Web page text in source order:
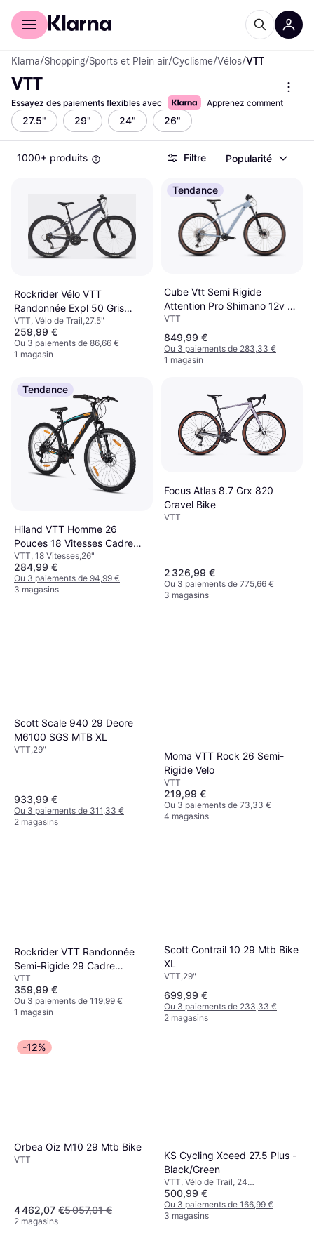
Acheter avec Klarna
Klarna/Shopping/Sports et Plein air/Cyclisme/Vélos/VTT
VTT
Essayez des paiements flexibles avec Apprenez comment
27.5" 29" 24" 26"
1000+ produits Filtre Popularité
Rockrider Vélo VTT
Randonnée Expl 50 Gris
Foncé
VTT, Vélo de Trail,27.5"
259,99 €
Ou 3 paiements de 86,66 €
1 magasin
Tendance
Cube Vtt Semi Rigide
Attention Pro Shimano 12v 29
Bleu Ice
VTT
849,99 €
Ou 3 paiements de 283,33 €
1 magasin
Tendance
Hiland VTT Homme 26
Pouces 18 Vitesses Cadre
Acier Carbone
VTT, 18 Vitesses,26"
284,99 €
Ou 3 paiements de 94,99 €
3 magasins
Focus Atlas 8.7 Grx 820
Gravel Bike
VTT
2 326,99 €
Ou 3 paiements de 775,66 €
3 magasins
Scott Scale 940 29 Deore
M6100 SGS MTB XL
VTT,29"
933,99 €
Ou 3 paiements de 311,33 €
2 magasins
Moma VTT Rock 26 Semi-
Rigide Velo
VTT
219,99 €
Ou 3 paiements de 73,33 €
4 magasins
Rockrider VTT Randonnée
Semi-Rigide 29 Cadre
Aluminium
VTT
359,99 €
Ou 3 paiements de 119,99 €
1 magasin
Scott Contrail 10 29 Mtb Bike
XL
VTT,29"
699,99 €
Ou 3 paiements de 233,33 €
2 magasins
-12%
Orbea Oiz M10 29 Mtb Bike
VTT
4 462,07 €5 057,01 €
2 magasins
KS Cycling Xceed 27.5 Plus -
Black/Green
VTT, Vélo de Trail, 24
Vitesses,27.5"
500,99 €
Ou 3 paiements de 166,99 €
3 magasins